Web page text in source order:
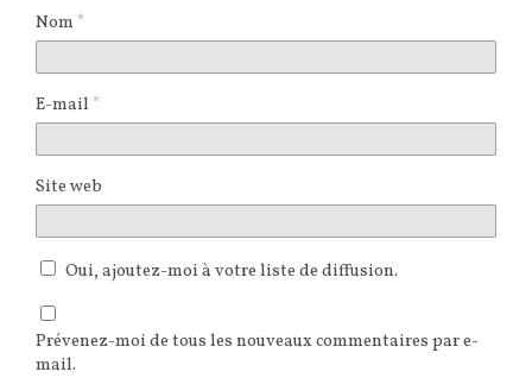
Nom *
E-mail *
Site web
Oui, ajoutez-moi à votre liste de diffusion.
Prévenez-moi de tous les nouveaux commentaires par e-
mail.